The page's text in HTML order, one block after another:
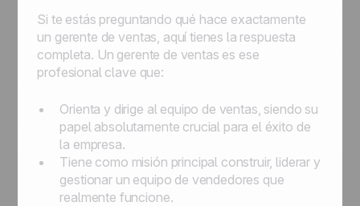
Si te estás preguntando qué hace exactamente
un gerente de ventas, aquí tienes la respuesta
completa. Un gerente de ventas es ese
profesional clave que:
Orienta y dirige al equipo de ventas, siendo su
papel absolutamente crucial para el éxito de
la empresa.
Tiene como misión principal construir, liderar y
gestionar un equipo de vendedores que
realmente funcione.